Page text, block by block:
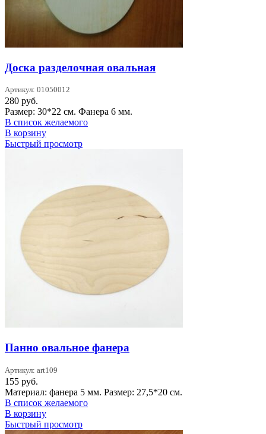
Доска разделочная овальная
Артикул: 01050012
280 руб.
Размер: 30*22 см. Фанера 6 мм.
В список желаемого
В корзину
Быстрый просмотр
Панно овальное фанера
Артикул: art109
155 руб.
Материал: фанера 5 мм. Размер: 27,5*20 см.
В список желаемого
В корзину
Быстрый просмотр